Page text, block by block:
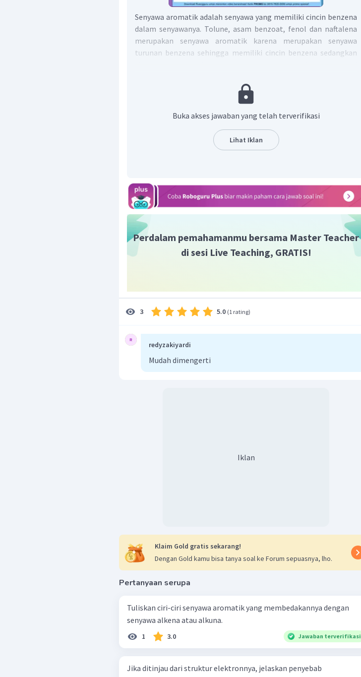
Senyawa aromatik adalah senyawa yang memiliki cincin benzena
dalam senyawanya. Tolune, asam benzoat, fenol dan naftalena
merupakan senyawa aromatik karena merupakan senyawa
turunan benzena sehingga memiliki cincin benzena sedangkan
seperti benzena, sehingga bukan termasuk senyawa aromatik.
Jadi, jawaban yang benar adalah B.
Buka akses jawaban yang telah terverifikasi
Lihat Iklan
Perdalam pemahamanmu bersama Master Teacher
di sesi Live Teaching, GRATIS!
3 5.0 (1 rating)
redyzakiyardi
Mudah dimengerti
Iklan
Klaim Gold gratis sekarang!
Dengan Gold kamu bisa tanya soal ke Forum sepuasnya, lho.
Pertanyaan serupa
Tuliskan ciri-ciri senyawa aromatik yang membedakannya dengan
senyawa alkena atau alkuna.
1 3.0 Jawaban terverifikasi
Jika ditinjau dari struktur elektronnya, jelaskan penyebab